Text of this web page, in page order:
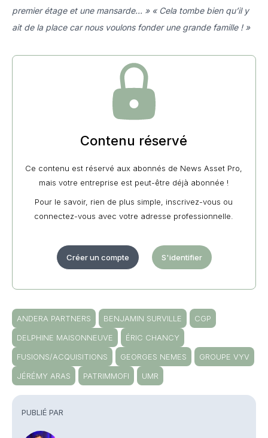
PUBLIÉ PAR
premier étage et une mansarde... » « Cela tombe bien qu’il y
ait de la place car nous voulons fonder une grande famille ! »
Contenu réservé
Ce contenu est réservé aux abonnés de News Asset Pro,
mais votre entreprise est peut-être déjà abonnée !
Pour le savoir, rien de plus simple, inscrivez-vous ou
connectez-vous avec votre adresse professionnelle.
Créer un compte S'identifier
ANDERA PARTNERS BENJAMIN SURVILLE
CGP
DELPHINE MAISONNEUVE
ÉRIC CHANCY
FUSIONS/ACQUISITIONS
GEORGES NEMES
GROUPE VYV
JÉRÉMY ARAS
PATRIMMOFI UMR